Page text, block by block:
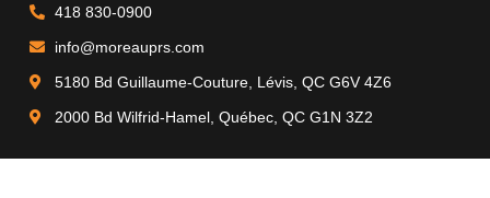
418 830-0900
info@moreauprs.com
5180 Bd Guillaume-Couture, Lévis, QC G6V 4Z6
2000 Bd Wilfrid-Hamel, Québec, QC G1N 3Z2